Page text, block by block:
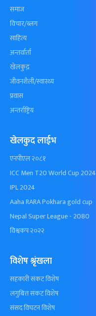
समाज
विचार/ब्लग
साहित्य
अन्तर्वार्ता
खेलकुद़़
जीवनशैली/स्वास्थ्य
प्रवास
अन्तर्राष्ट्रिय
खेलकुद लाईभ
एनपीएल २०८१
ICC Men T20 World Cup 2024
IPL 2024
Aaha RARA Pokhara gold cup
Nepal Super League - 2080
विश्वकप २०२२
विशेष श्रृंखला
सहकारी संकट विशेष
लगुबित्त संकट विशेष
संसद विघटन विशेष